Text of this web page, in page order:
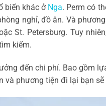
biến khác ở Nga. Perm có
nghỉ, đồ ăn. Và
St. Petersburg. Tuy
kiếm.
đến chi phí. Bao gồm
và phương tiện đi lại bạn sẽ